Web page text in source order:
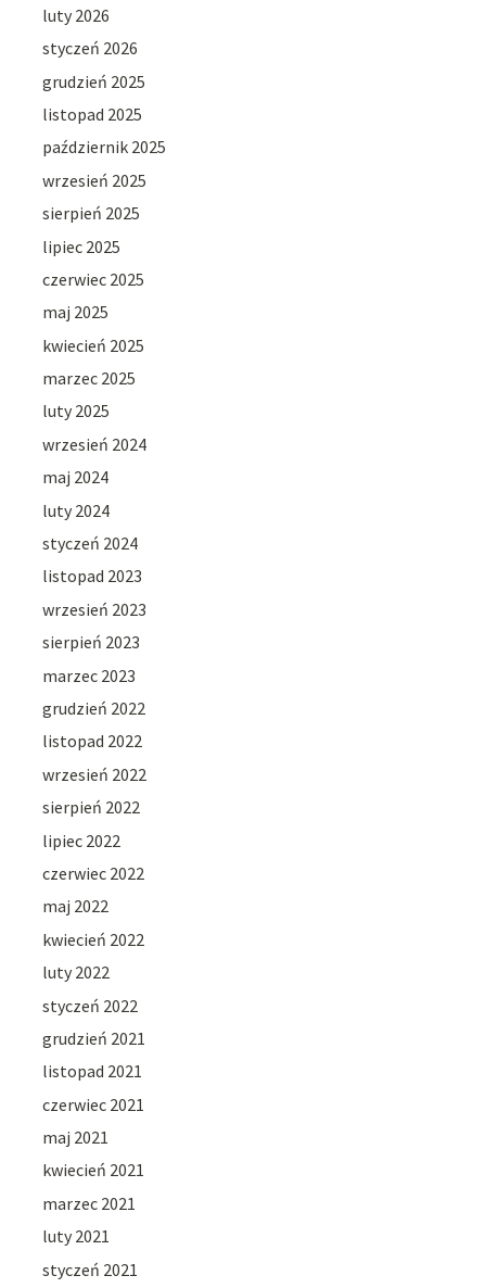
luty 2026
styczeń 2026
grudzień 2025
listopad 2025
październik 2025
wrzesień 2025
sierpień 2025
lipiec 2025
czerwiec 2025
maj 2025
kwiecień 2025
marzec 2025
luty 2025
wrzesień 2024
maj 2024
luty 2024
styczeń 2024
listopad 2023
wrzesień 2023
sierpień 2023
marzec 2023
grudzień 2022
listopad 2022
wrzesień 2022
sierpień 2022
lipiec 2022
czerwiec 2022
maj 2022
kwiecień 2022
luty 2022
styczeń 2022
grudzień 2021
listopad 2021
czerwiec 2021
maj 2021
kwiecień 2021
marzec 2021
luty 2021
styczeń 2021